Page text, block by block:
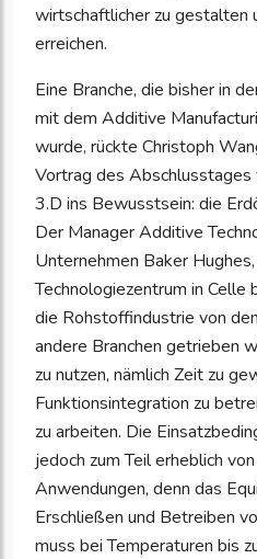
wirtschaftlicher zu gestalten
erreichen.
Eine Branche, die bisher in
mit dem Additive
wurde, rückte Christoph
Vortrag des Abschlusstages
3.D ins Bewusstsein: die
Der Manager Additive
Unternehmen Baker
Technologiezentrum in Celle
die Rohstoffindustrie von
andere Branchen getrieben
zu nutzen, nämlich Zeit zu
Funktionsintegration zu
zu arbeiten. Die
jedoch zum Teil erheblich
Anwendungen, denn das
Erschließen und Betreiben
muss bei Temperaturen bis